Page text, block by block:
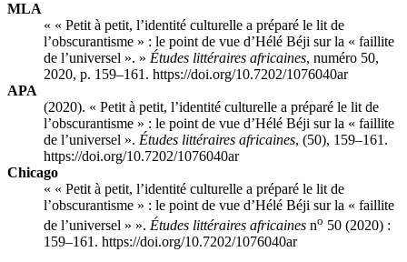
MLA
« « Petit à petit, l’identité culturelle a préparé le lit de
l’obscurantisme » : le point de vue d’Hélé Béji sur la « faillite
de l’universel ». » Études littéraires africaines, numéro 50,
2020, p. 159–161. https://doi.org/10.7202/1076040ar
APA
(2020). « Petit à petit, l’identité culturelle a préparé le lit de
l’obscurantisme » : le point de vue d’Hélé Béji sur la « faillite
de l’universel ». Études littéraires africaines, (50), 159–161.
https://doi.org/10.7202/1076040ar
Chicago
« « Petit à petit, l’identité culturelle a préparé le lit de
l’obscurantisme » : le point de vue d’Hélé Béji sur la « faillite
de l’universel » ». Études littéraires africaines no 50 (2020) :
159–161. https://doi.org/10.7202/1076040ar